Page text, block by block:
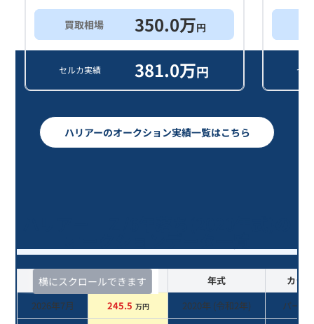
買取相場 350.0万円
セルカ実績 381.0万円 セ
ハリアーのオークション実績一覧はこちら
横にスクロールできます
査定時期 セルカ実績 年式
カラー
2026年7月
245.5 万円 2020年 (令和2年) パール